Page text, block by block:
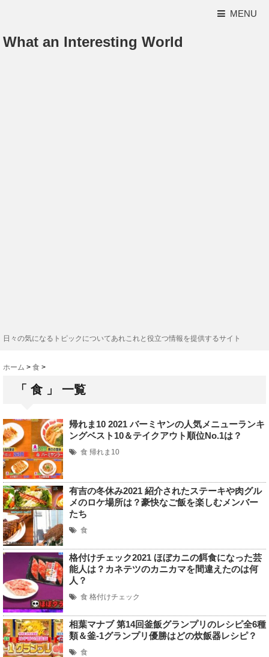
MENU
What an Interesting World
日々の気になるトピックについてあれこれと役立つ情報を提供するサイト
ホーム > 食 >
「 食 」 一覧
帰れま10 2021 バーミヤンの人気メニューランキ
ングベスト10＆テイクアウト順位No.1は？
食 帰れま10
有吉の冬休み2021 紹介されたステーキや肉グル
メのロケ場所は？豪快なご飯を楽しむメンバー
たち
食
格付けチェック2021 ほぼカニの餌食になった芸
能人は？カネテツのカニカマを間違えたのは何
人？
食 格付けチェック
相葉マナブ 第14回釜飯グランプリのレシピ全6種
類＆釜-1グランプリ優勝はどの炊飯器レシピ？
食